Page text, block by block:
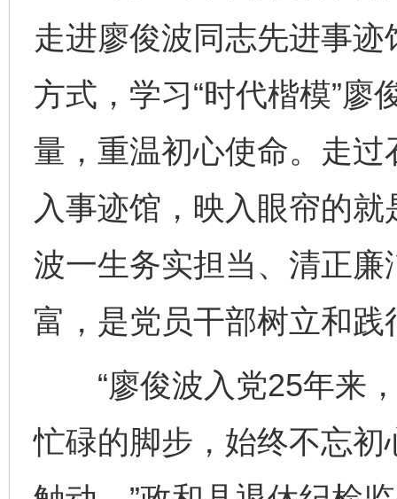
走进廖俊波同志先进事
方式，学习“时代楷模”
量，重温初心使命。走
入事迹馆，映入眼帘的
波一生务实担当、清正
富，是党员干部树立和
“廖俊波入党25年来，
忙碌的脚步，始终不忘